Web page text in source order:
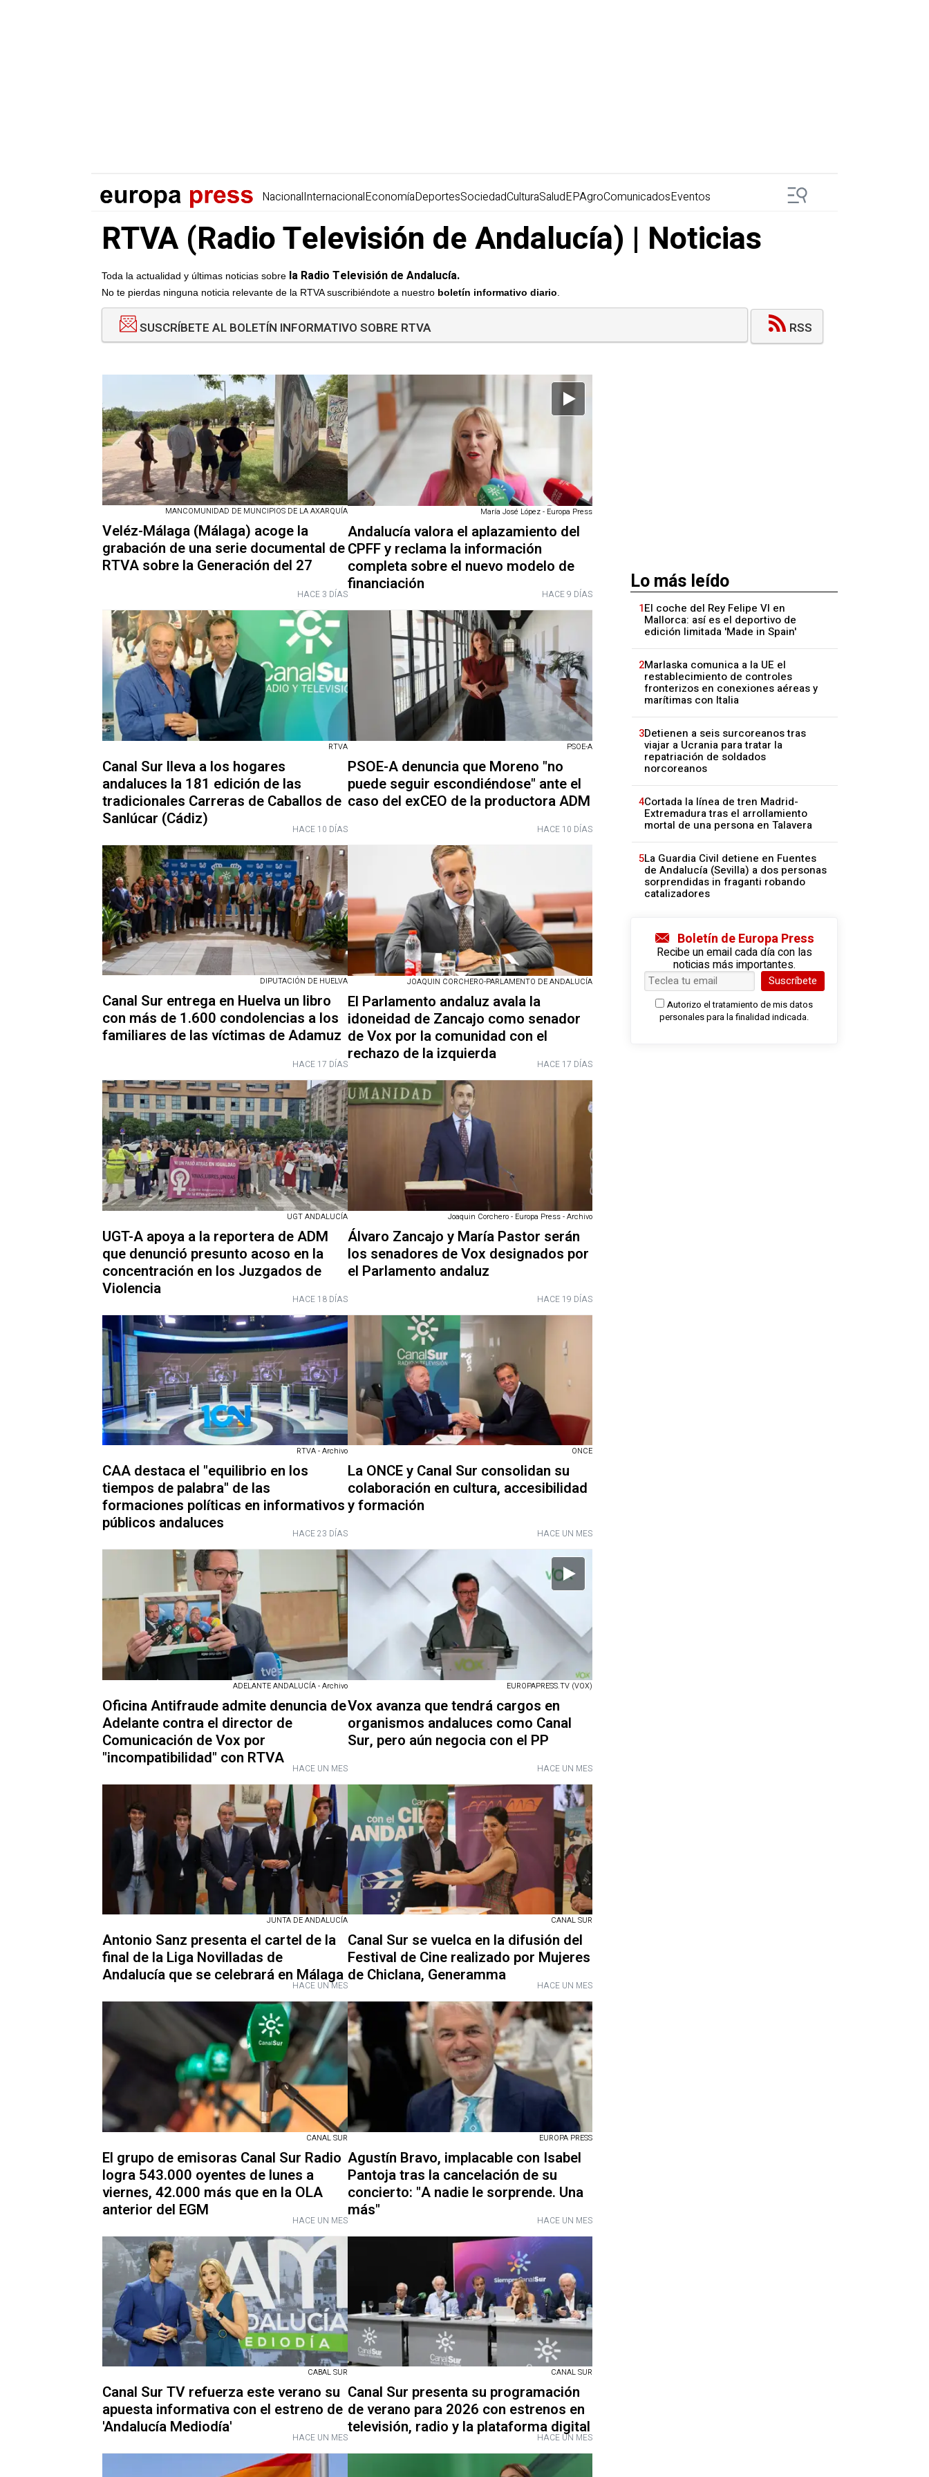
NacionalInternacionalEconomíaDeportesSociedadCulturaSaludEPAgroComunicadosEventos
RTVA (Radio Televisión de Andalucía) | Noticias
Toda la actualidad y últimas noticias sobre la Radio Televisión de Andalucía.
No te pierdas ninguna noticia relevante de la RTVA suscribiéndote a nuestro boletín informativo diario
SUSCRÍBETE AL BOLETÍN INFORMATIVO SOBRE RTVA RSS
MANCOMUNIDAD DE MUNCIPIOS DE LA AXARQUÍA
Veléz-Málaga (Málaga) acoge la
grabación de una serie documental de
RTVA sobre la Generación del 27
HACE 3 DÍAS
María José López - Europa Press
Andalucía valora el aplazamiento del
CPFF y reclama la información
completa sobre el nuevo modelo de
financiación
HACE 9 DÍAS
RTVA
Canal Sur lleva a los hogares
andaluces la 181 edición de las
tradicionales Carreras de Caballos de
Sanlúcar (Cádiz)
HACE 10 DÍAS
PSOE-A
PSOE-A denuncia que Moreno "no
puede seguir escondiéndose" ante el
caso del exCEO de la productora ADM
HACE 10 DÍAS
DIPUTACIÓN DE HUELVA
Canal Sur entrega en Huelva un libro
con más de 1.600 condolencias a los
familiares de las víctimas de Adamuz
HACE 17 DÍAS
JOAQUIN CORCHERO-PARLAMENTO DE ANDALUCÍA
El Parlamento andaluz avala la
idoneidad de Zancajo como senador
de Vox por la comunidad con el
rechazo de la izquierda
HACE 17 DÍAS
UGT ANDALUCÍA
UGT-A apoya a la reportera de ADM
que denunció presunto acoso en la
concentración en los Juzgados de
Violencia
HACE 18 DÍAS
Joaquin Corchero - Europa Press - Archivo
Álvaro Zancajo y María Pastor serán
los senadores de Vox designados por
el Parlamento andaluz
HACE 19 DÍAS
RTVA - Archivo
CAA destaca el "equilibrio en los
tiempos de palabra" de las
formaciones políticas en informativos
públicos andaluces
HACE 23 DÍAS
ONCE
La ONCE y Canal Sur consolidan su
colaboración en cultura, accesibilidad
y formación
HACE UN MES
ADELANTE ANDALUCÍA - Archivo
Oficina Antifraude admite denuncia de
Adelante contra el director de
Comunicación de Vox por
"incompatibilidad" con RTVA
HACE UN MES
EUROPAPRESS.TV (VOX)
Vox avanza que tendrá cargos en
organismos andaluces como Canal
Sur, pero aún negocia con el PP
HACE UN MES
JUNTA DE ANDALUCÍA
Antonio Sanz presenta el cartel de la
final de la Liga Novilladas de
Andalucía que se celebrará en Málaga
HACE UN MES
CANAL SUR
Canal Sur se vuelca en la difusión del
Festival de Cine realizado por Mujeres
de Chiclana, Generamma
HACE UN MES
CANAL SUR
El grupo de emisoras Canal Sur Radio
logra 543.000 oyentes de lunes a
viernes, 42.000 más que en la OLA
anterior del EGM
HACE UN MES
EUROPA PRESS
Agustín Bravo, implacable con Isabel
Pantoja tras la cancelación de su
concierto: "A nadie le sorprende. Una
más"
HACE UN MES
CABAL SUR
Canal Sur TV refuerza este verano su
apuesta informativa con el estreno de
'Andalucía Mediodía'
HACE UN MES
CANAL SUR
Canal Sur presenta su programación
de verano para 2026 con estrenos en
televisión, radio y la plataforma digital
HACE UN MES
Lo más leído
1El coche del Rey Felipe VI en
Mallorca: así es el deportivo de
edición limitada 'Made in Spain'
2Marlaska comunica a la UE el
restablecimiento de controles
fronterizos en conexiones aéreas y
marítimas con Italia
3Detienen a seis surcoreanos tras
viajar a Ucrania para tratar la
repatriación de soldados
norcoreanos
4Cortada la línea de tren Madrid-
Extremadura tras el arrollamiento
mortal de una persona en Talavera
5La Guardia Civil detiene en Fuentes
de Andalucía (Sevilla) a dos personas
sorprendidas in fraganti robando
catalizadores
Boletín de Europa Press
Recibe un email cada día con las
noticias más importantes.
Suscríbete
Autorizo el tratamiento de mis datos
personales para la finalidad indicada.